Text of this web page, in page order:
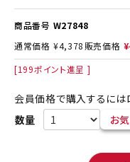
商品番号 W27848
通常価格 ¥4,378 販売価格 ¥
[199ポイント進呈 ]
会員価格で購入するには
お